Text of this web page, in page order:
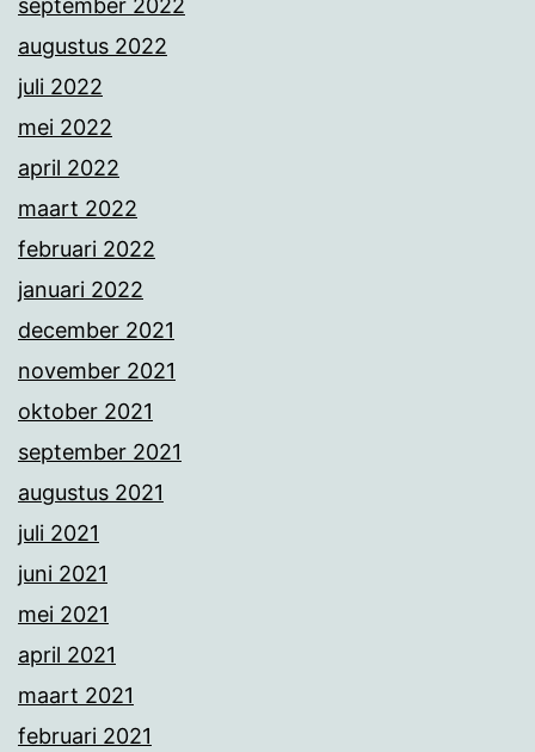
september 2022
augustus 2022
juli 2022
mei 2022
april 2022
maart 2022
februari 2022
januari 2022
december 2021
november 2021
oktober 2021
september 2021
augustus 2021
juli 2021
juni 2021
mei 2021
april 2021
maart 2021
februari 2021